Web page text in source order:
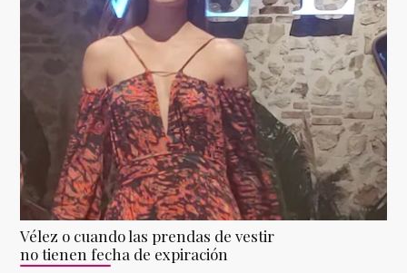
Vélez o cuando las prendas de vestir
no tienen fecha de expiración